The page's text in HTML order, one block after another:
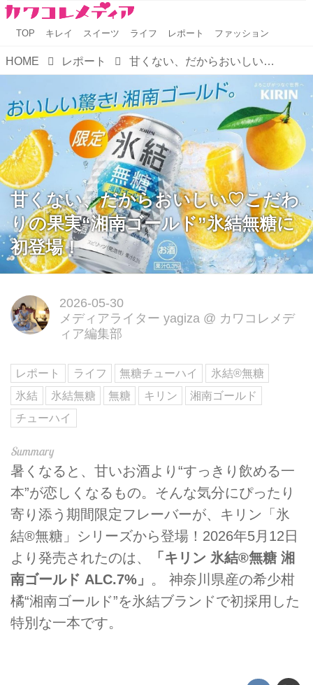
TOP キレイ スイーツ ライフ レポート ファッション
HOME レポート 甘くない、だからおいしい♡こだわりの果実“湘南ゴールド”氷結無糖に初登場！
甘くない、だからおいしい♡こだわ
りの果実“湘南ゴールド”氷結無糖に
初登場！
2026-05-30
メディアライター yagiza @ カワコレメデ
ィア編集部
レポート ライフ 無糖チューハイ
氷結®無糖
氷結
氷結無糖 無糖 キリン
湘南ゴールド
チューハイ
暑くなると、甘いお酒より“すっきり飲める一
本”が恋しくなるもの。そんな気分にぴったり
寄り添う期間限定フレーバーが、キリン「氷
結®無糖」シリーズから登場！2026年5月12日
より発売されたのは、
「キリン 氷結®無糖 湘
南ゴールド ALC.7%」 。 神奈川県産の希少柑
橘“湘南ゴールド”を氷結ブランドで初採用した
特別な一本です。